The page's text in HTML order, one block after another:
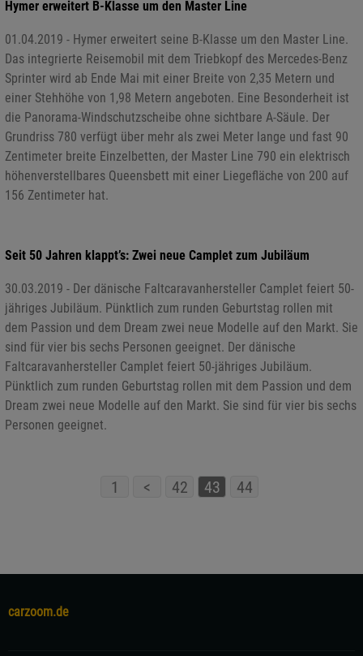
Hymer erweitert B-Klasse um den Master Line
01.04.2019 - Hymer erweitert seine B-Klasse um den Master Line.
Das integrierte Reisemobil mit dem Triebkopf des Mercedes-Benz
Sprinter wird ab Ende Mai mit einer Breite von 2,35 Metern und
einer Stehhöhe von 1,98 Metern angeboten. Eine Besonderheit ist
die Panorama-Windschutzscheibe ohne sichtbare A-Säule. Der
Grundriss 780 verfügt über mehr als zwei Meter lange und fast 90
Zentimeter breite Einzelbetten, der Master Line 790 ein elektrisch
höhenverstellbares Queensbett mit einer Liegefläche von 200 auf
156 Zentimeter hat.
Seit 50 Jahren klappt’s: Zwei neue Camplet zum Jubiläum
30.03.2019 - Der dänische Faltcaravanhersteller Camplet feiert 50-
jähriges Jubiläum. Pünktlich zum runden Geburtstag rollen mit
dem Passion und dem Dream zwei neue Modelle auf den Markt. Sie
sind für vier bis sechs Personen geeignet. Der dänische
Faltcaravanhersteller Camplet feiert 50-jähriges Jubiläum.
Pünktlich zum runden Geburtstag rollen mit dem Passion und dem
Dream zwei neue Modelle auf den Markt. Sie sind für vier bis sechs
Personen geeignet.
1 < 42 43 44
carzoom.de